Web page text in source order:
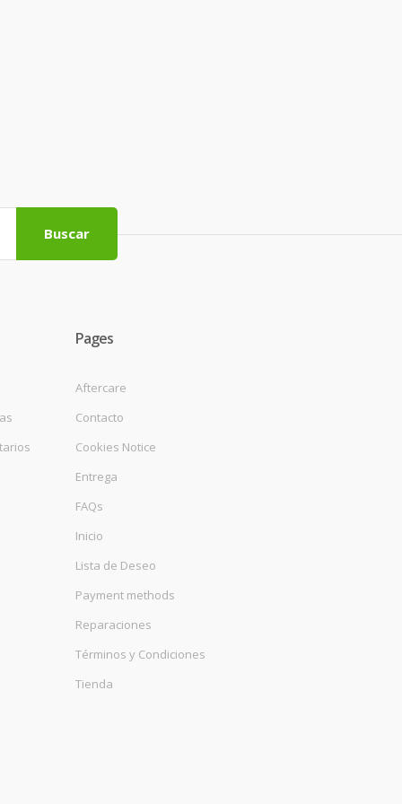
Buscar
Pages
Aftercare
Contacto
Cookies Notice
Entrega
FAQs
Inicio
Lista de Deseo
Payment methods
Reparaciones
Términos y Condiciones
Tienda